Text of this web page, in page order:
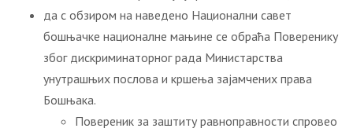
да с обзиром на наведено Национални савет
бошњачке националне мањине се обраћа Поверенику
због дискриминаторног рада Министарства
унутрашњих послова и кршења зајамчених права
Бошњака.
Повереник за заштиту равноправности спровео